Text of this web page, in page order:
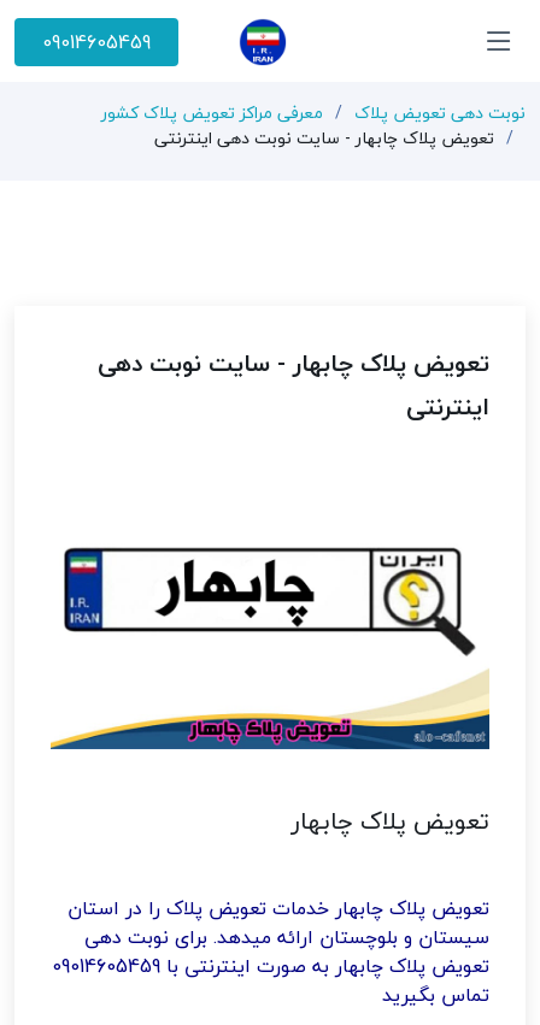
09014605459
نوبت دهی تعویض پلاک
معرفی مراکز تعویض پلاک کشور
تعویض پلاک چابهار - سایت نوبت دهی اینترنتی
تعویض پلاک چابهار - سایت نوبت دهی
اینترنتی
تعویض پلاک چابهار
تعویض پلاک چابهار خدمات تعویض پلاک را در استان
سیستان و بلوچستان ارائه میدهد. برای نوبت دهی
تعویض پلاک چابهار به صورت اینترنتی با 09014605459
تماس بگیرید